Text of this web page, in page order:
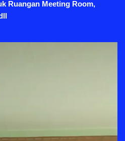
Ruangan Meeting Room,